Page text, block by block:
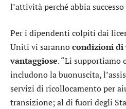
l’attività perché abbia
Per i dipendenti colpiti dai
Uniti vi sarannocondizioni di
vantaggiose. “Li supportiamo
includono la buonuscita,
servizi di ricollocamento per
transizione; al di fuori degli